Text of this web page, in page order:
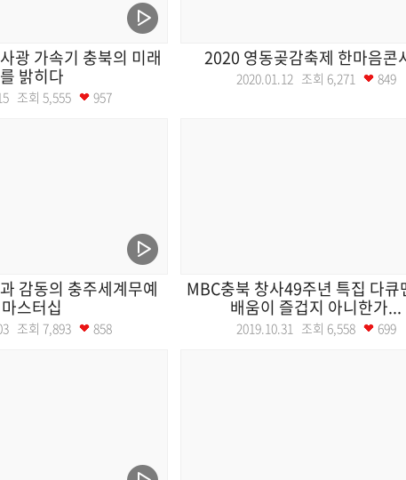
광 가속기 충북의 미래
를 밝히다
조회 5,555 957
2020 영동곶감축제 한마음콘
2020.01.12 조회 6,271 849
감동의 충주세계무예
마스터십
조회 7,893 858
MBC충북 창사49주년 특집 다큐
배움이 즐겁지 아니한가...
2019.10.31 조회 6,558 699